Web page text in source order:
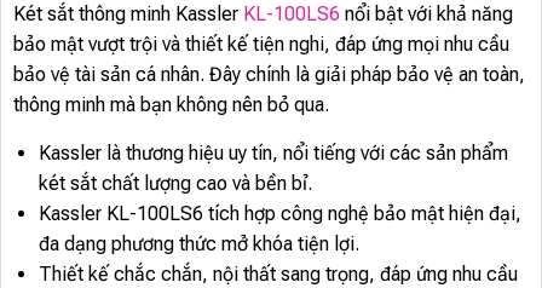
Két sắt thông minh Kassler KL-100LS6 nổi bật với khả năng
bảo mật vượt trội và thiết kế tiện nghi, đáp ứng mọi nhu cầu
bảo vệ tài sản cá nhân. Đây chính là giải pháp bảo vệ an toàn,
thông minh mà bạn không nên bỏ qua.
Kassler là thương hiệu uy tín, nổi tiếng với các sản phẩm
két sắt chất lượng cao và bền bỉ.
Kassler KL-100LS6 tích hợp công nghệ bảo mật hiện đại,
đa dạng phương thức mở khóa tiện lợi.
Thiết kế chắc chắn, nội thất sang trọng, đáp ứng nhu cầu